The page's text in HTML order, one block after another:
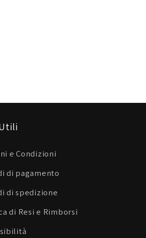
e Condizioni
di pagamento
di spedizione
di Resi e Rimborsi